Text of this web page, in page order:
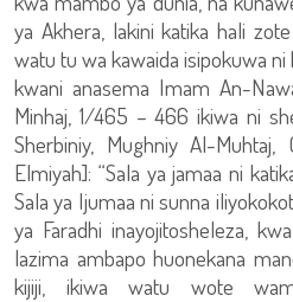
ya Akhera, lakini katika hali
watu tu wa kawaida isipokuwa
kwani anasema Imam An-
Minhaj, 1/465 – 466 ikiwa ni
Sherbiniy, Mughniy Al-
Elmiyah]: “Sala ya jamaa ni
Sala ya Ijumaa ni sunna
ya Faradhi inayojitosheleza,
lazima ambapo huonekana
kijiji, ikiwa watu wote